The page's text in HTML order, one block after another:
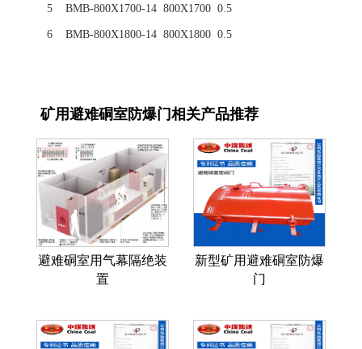
5 BMB-800X1700-14 800X1700 0.5
6 BMB-800X1800-14 800X1800 0.5
矿用避难硐室防爆门相关产品推荐
避难硐室用气幕隔绝装
置
新型矿用避难硐室防爆
门